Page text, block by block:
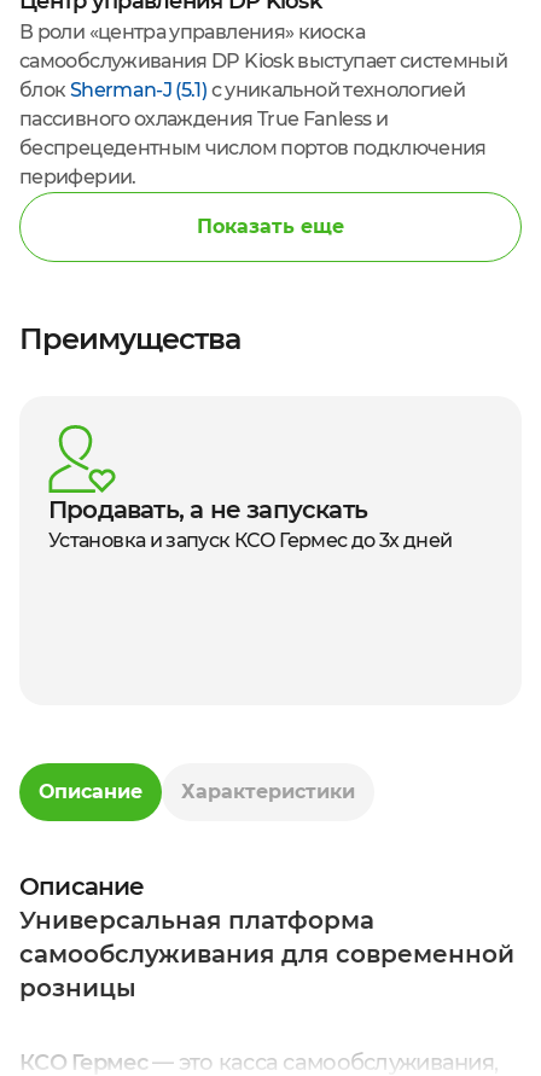
В роли «центра управления» киоска
самообслуживания DP Kiosk выступает системный
блок Sherman-J (5.1) с уникальной технологией
пассивного охлаждения True Fanless и
беспрецедентным числом портов подключения
периферии.
Показать еще
Преимущества
Продавать, а не запускать
Установка и запуск КСО Гермес до 3х дней
Описание Характеристики
Описание
Универсальная платформа
самообслуживания для современной
розницы
КСО Гермес— это касса самообслуживания,